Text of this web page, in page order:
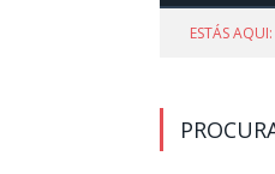
ESTÁS AQUI: